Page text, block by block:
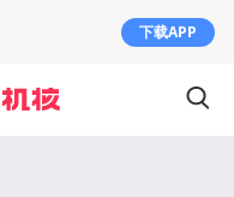
下载APP